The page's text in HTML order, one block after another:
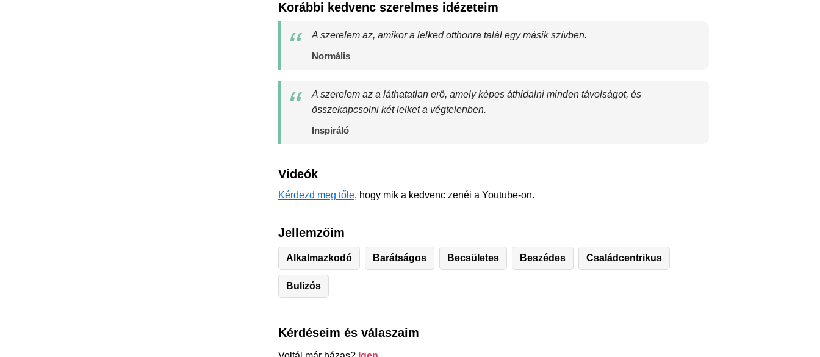
Korábbi kedvenc szerelmes idézeteim
A szerelem az, amikor a lelked otthonra talál egy másik szívben.
Normális
A szerelem az a láthatatlan erő, amely képes áthidalni minden távolságot, és
összekapcsolni két lelket a végtelenben.
Inspiráló
Videók
Kérdezd meg tőle, hogy mik a kedvenc zenéi a Youtube-on.
Jellemzőim
Alkalmazkodó Barátságos Becsületes Beszédes Családcentrikus
Bulizós
Kérdéseim és válaszaim